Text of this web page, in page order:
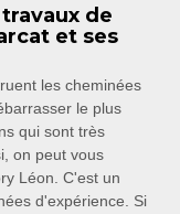
de
et ses
les cheminées
le plus
qui sont très
on peut vous
Léon. C'est un
d'expérience. Si